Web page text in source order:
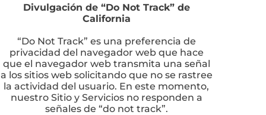
Divulgación de “Do Not Track” de
California
“Do Not Track” es una preferencia de
privacidad del navegador web que hace
que el navegador web transmita una señal
a los sitios web solicitando que no se rastree
la actividad del usuario. En este momento,
nuestro Sitio y Servicios no responden a
señales de “do not track”.